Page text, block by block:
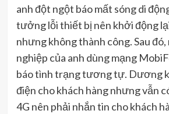
anh đột ngột báo mất sóng di
tưởng lỗi thiết bị nên khởi động
nhưng không thành công. Sau
nghiệp của anh dùng mạng
báo tình trạng tương tự. Dương
điện cho khách hàng nhưng vẫn
4G nên phải nhắn tin cho khách